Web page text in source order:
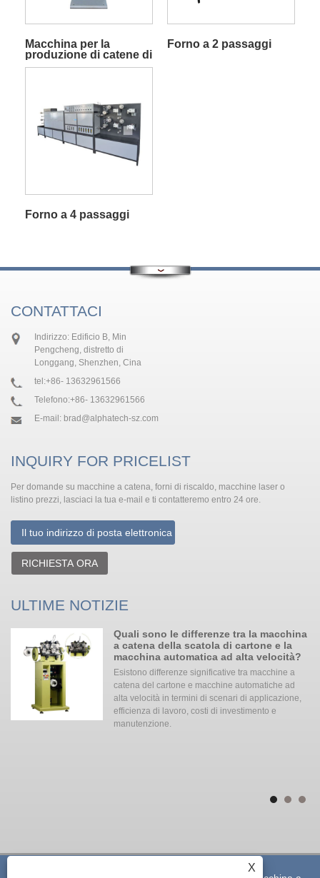
Macchina per la
produzione di catene di
forni statici
Forno a 2 passaggi
Forno a 4 passaggi
CONTATTACI
Indirizzo: Edificio B, Min
Pengcheng, distretto di
Longgang, Shenzhen, Cina
tel:+86- 13632961566
Telefono:+86- 13632961566
E-mail: brad@alphatech-sz.com
INQUIRY FOR PRICELIST
Per domande su macchine a catena, forni di riscaldo, macchine laser o
listino prezzi, lasciaci la tua e-mail e ti contatteremo entro 24 ore.
RICHIESTA ORA
ULTIME NOTIZIE
Quali sono le differenze tra la macchina
a catena della scatola di cartone e la
macchina automatica ad alta velocità?
Esistono differenze significative tra macchine a
catena del cartone e macchine automatiche ad
alta velocità in termini di scenari di applicazione,
efficienza di lavoro, costi di investimento e
manutenzione. ‌‌
X